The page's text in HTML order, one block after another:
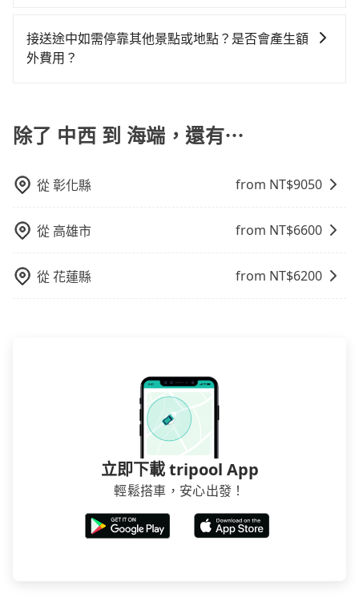
被額外收費，風險可謂不小。
性和服務質量無法保障，需要自行承擔風險，遇到狀況
事後也無法申訴退費。
淘汰顧客評分較低的司機，且車輛均要求5年內新車，司
機也絕對不會在車內吸煙，於新冠肺炎期間也絕對全程
在成本的控制，更是在傳統旺季（年假、端午、中秋、
用到不熟悉的司機或者轉單給其他車行的情況比同行更
低，如此便反應在服務品質的控管會更佳。但tripool網
保證前一天中午以前均可全額取消退費，如已經決定好
遇塞車、停紅燈時等低速行駛時還需額外加價不同，旅
步費用比計程車低，且能讓您更能輕鬆掌握交通開支。
接送途中如需停靠其他景點或地點？是否會產生額
外費用？
公里內，需額外支付 200 元，且每個點最多停留 5 分
鐘。加點費用可以在乘車當天下車前給司機現付。如果
外支付費用。
除了 中西 到 海端，還有⋯
從彰化縣 from NT$9050
從 高雄市 from NT$6600
從花蓮縣 from NT$6200
立即下載 tripool App
輕鬆搭車，安心出發！